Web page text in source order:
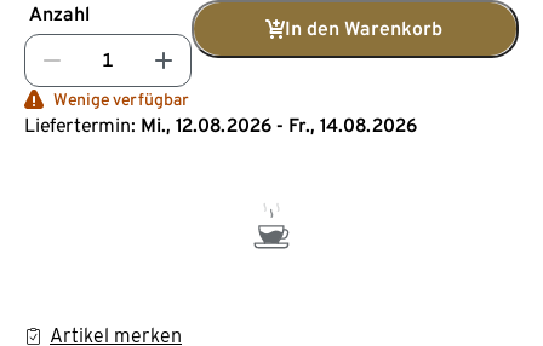
Anzahl
In den Warenkorb
Wenige verfügbar
Liefertermin: Mi., 12.08.2026 - Fr., 14.08.2026
Artikel merken